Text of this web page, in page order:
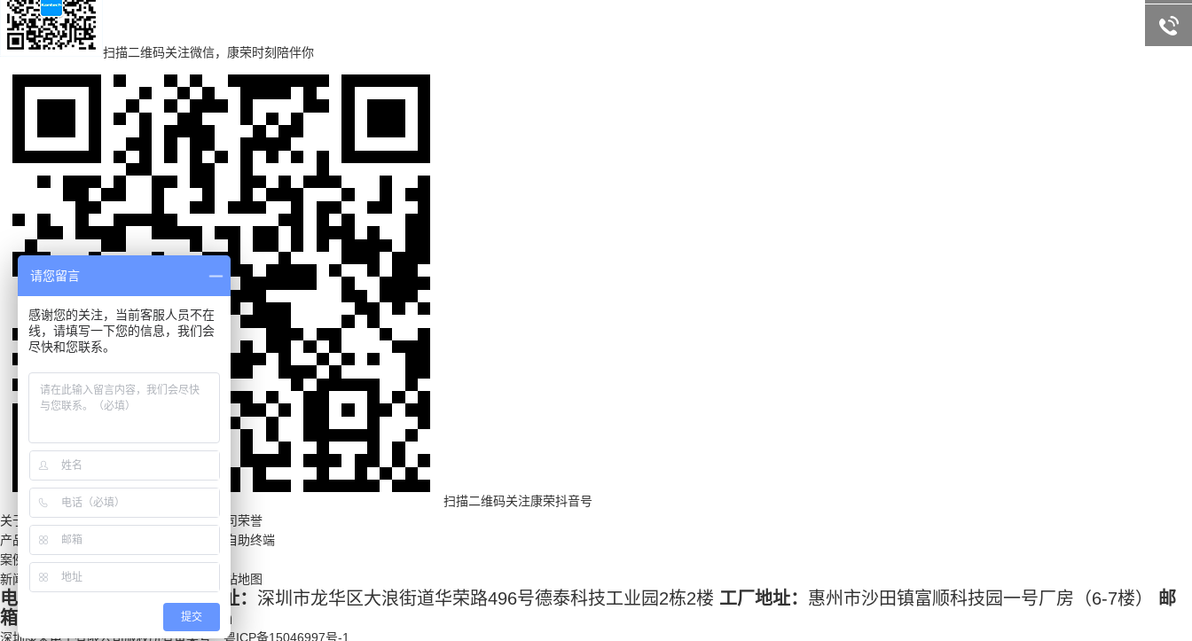
扫描二维码关注微信，康荣时刻陪伴你
扫描二维码关注康荣抖音号
关于康荣 品牌介绍 联系康荣 公司相册 公司荣誉
产品中心
户外广告机
自助终端
案例中心 解决方案 成功案例
新闻中心
康荣动态 网站地图
电话：400-0010-399 总部地址： 深圳市龙华区大浪街道华荣路496号德泰科技工业园2栋2楼 工厂地址： 惠州市沙田镇富顺科技园一号厂房（6-7楼）
邮
箱：sales@kontech.com.cn
深圳康荣电子有限公司版权所有备案号：粤ICP备15046997号-1
客服咨
请您留言
感谢您的关注，当前客服人员不在
线，请填写一下您的信息，我们会
尽快和您联系。
提交